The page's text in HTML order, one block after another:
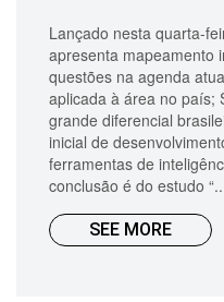
Lançado nesta quarta-
apresenta mapeamento
questões na agenda
aplicada à área no país;
grande diferencial
inicial de
ferramentas de
conclusão é do estudo
SEE MORE